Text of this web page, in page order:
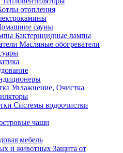
отопления
сауны
Бактерицидные лампы
Масляные обогреватели
Увлажнение, Очистка
Системы водоочистки
чаши
мебель
Защита от